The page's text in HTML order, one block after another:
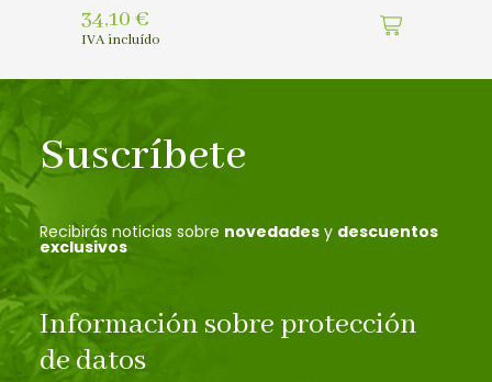
34,10 €
IVA incluído
Suscríbete
Recibirás noticias sobre novedades y descuentos
exclusivos
Información sobre protección
de datos